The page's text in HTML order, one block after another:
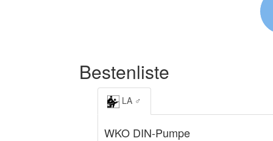
Bestenliste
LA ♂
WKO DIN-Pumpe